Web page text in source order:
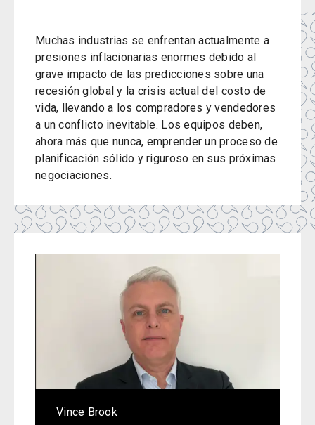
Muchas industrias se enfrentan actualmente a
presiones inflacionarias enormes debido al
grave impacto de las predicciones sobre una
recesión global y la crisis actual del costo de
vida, llevando a los compradores y vendedores
a un conflicto inevitable. Los equipos deben,
ahora más que nunca, emprender un proceso de
planificación sólido y riguroso en sus próximas
negociaciones.
Vince Brook